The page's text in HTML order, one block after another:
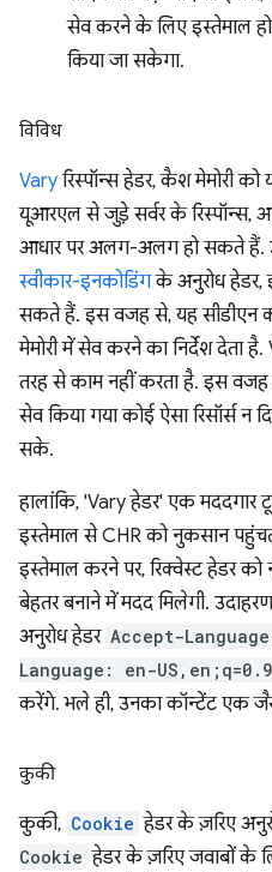
सेव करने के लिए इस्तेमाल
किया जा सकेगा.
विविध
Vary रिस्पॉन्स हेडर, कैश मेमोरी
यूआरएल से जुड़े सर्वर के रिस्पॉन्स,
आधार पर अलग-अलग हो सकते हैं.
स्वीकार-इनकोडिंगके अनुरोध
सकते हैं. इस वजह से, यह
मेमोरी में सेव करने का निर्देश देता
तरह से काम नहीं करता है. इस
सेव किया गया कोई ऐसा रिसॉर्स न
सके.
हालांकि, 'Vary हेडर' एक
इस्तेमाल से CHR को नुकसान
इस्तेमाल करने पर, रिक्वेस्ट हेडर
बेहतर बनाने में मदद मिलेगी.
अनुरोध हेडर Accept-
Language: en-US,en;q=0.9
करेंगे. भले ही, उनका कॉन्टेंट एक
कुकी
कुकी, Cookie हेडर के ज़रिए
Cookie हेडर के ज़रिए जवाबों के